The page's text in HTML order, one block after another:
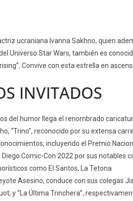
ucraniana Ivanna Sakhno, quien
Universo Star Wars, también es
Convive con esta estrella en
INVITADOS
del humor llega el renombrado
“Trino”, reconocido por su extensa
incluyendo el Premio
Diego Comic-Con 2022 por sus notables
como El Santos, La Tetona
Asesino, conduce con sus colegas
y “La Última Trinchera”,